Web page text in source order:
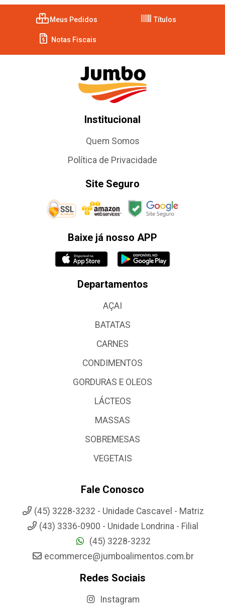
Meus Pedidos Títulos
Notas Fiscais
Institucional
Quem Somos
Política de Privacidade
Site Seguro
Baixe já nosso APP
Departamentos
AÇAI
BATATAS
CARNES
CONDIMENTOS
GORDURAS E OLEOS
LÁCTEOS
MASSAS
SOBREMESAS
VEGETAIS
Fale Conosco
(45) 3228-3232 - Unidade Cascavel - Matriz
(43) 3336-0900 - Unidade Londrina - Filial
(45) 3228-3232
ecommerce@jumboalimentos.com.br
Redes Sociais
Instagram